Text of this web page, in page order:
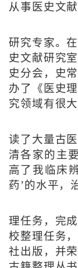
从事医史文
研究专家。
史文献研究
史分会，史
办了《医史
究领域有很大
读了大量古
清各家的主
高了我临床
药’的水平，
理任务，完
校整理任务
社出版，并